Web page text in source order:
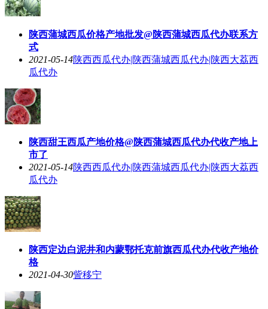
陕西蒲城西瓜价格产地批发@陕西蒲城西瓜代办联系方
式
2021-05-14陕西西瓜代办|陕西蒲城西瓜代办|陕西大荔西
瓜代办
陕西甜王西瓜产地价格@陕西蒲城西瓜代办代收产地上
市了
2021-05-14陕西西瓜代办|陕西蒲城西瓜代办|陕西大荔西
瓜代办
陕西定边白泥井和内蒙鄂托克前旗西瓜代办代收产地价
格
2021-04-30訾移宁